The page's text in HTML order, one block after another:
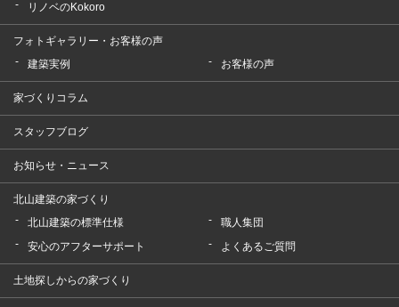
リノベのKokoro
フォトギャラリー・お客様の声
建築実例
お客様の声
家づくりコラム
スタッフブログ
お知らせ・ニュース
北山建築の家づくり
北山建築の標準仕様
職人集団
安心のアフターサポート
よくあるご質問
土地探しからの家づくり